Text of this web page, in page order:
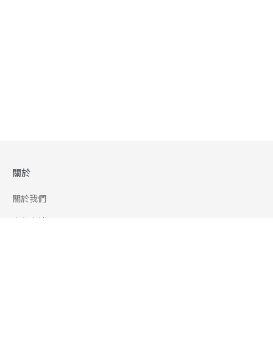
關於
關於我們
合作申請